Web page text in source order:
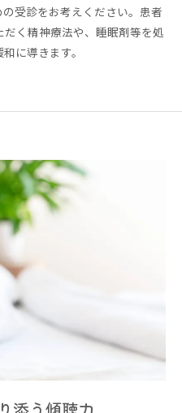
受診をお考えください。患者
く精神療法や、睡眠剤等を処
に導きます。